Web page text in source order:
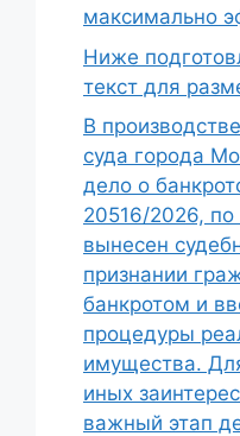
максимально
Ниже
текст для
В
суда города
дело о
20516/2026, по
вынесен
признании
банкротом и
процедуры
имущества.
иных
важный этап